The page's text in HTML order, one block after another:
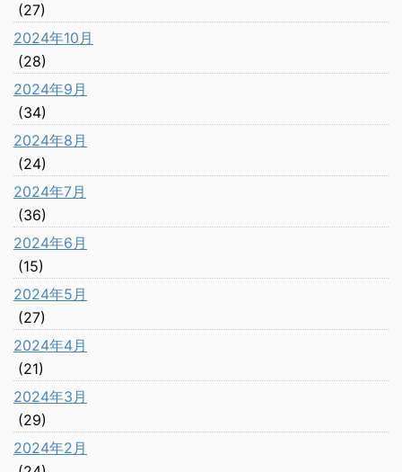
(27)
2024年10月
(28)
2024年9月
(34)
2024年8月
(24)
2024年7月
(36)
2024年6月
(15)
2024年5月
(27)
2024年4月
(21)
2024年3月
(29)
2024年2月